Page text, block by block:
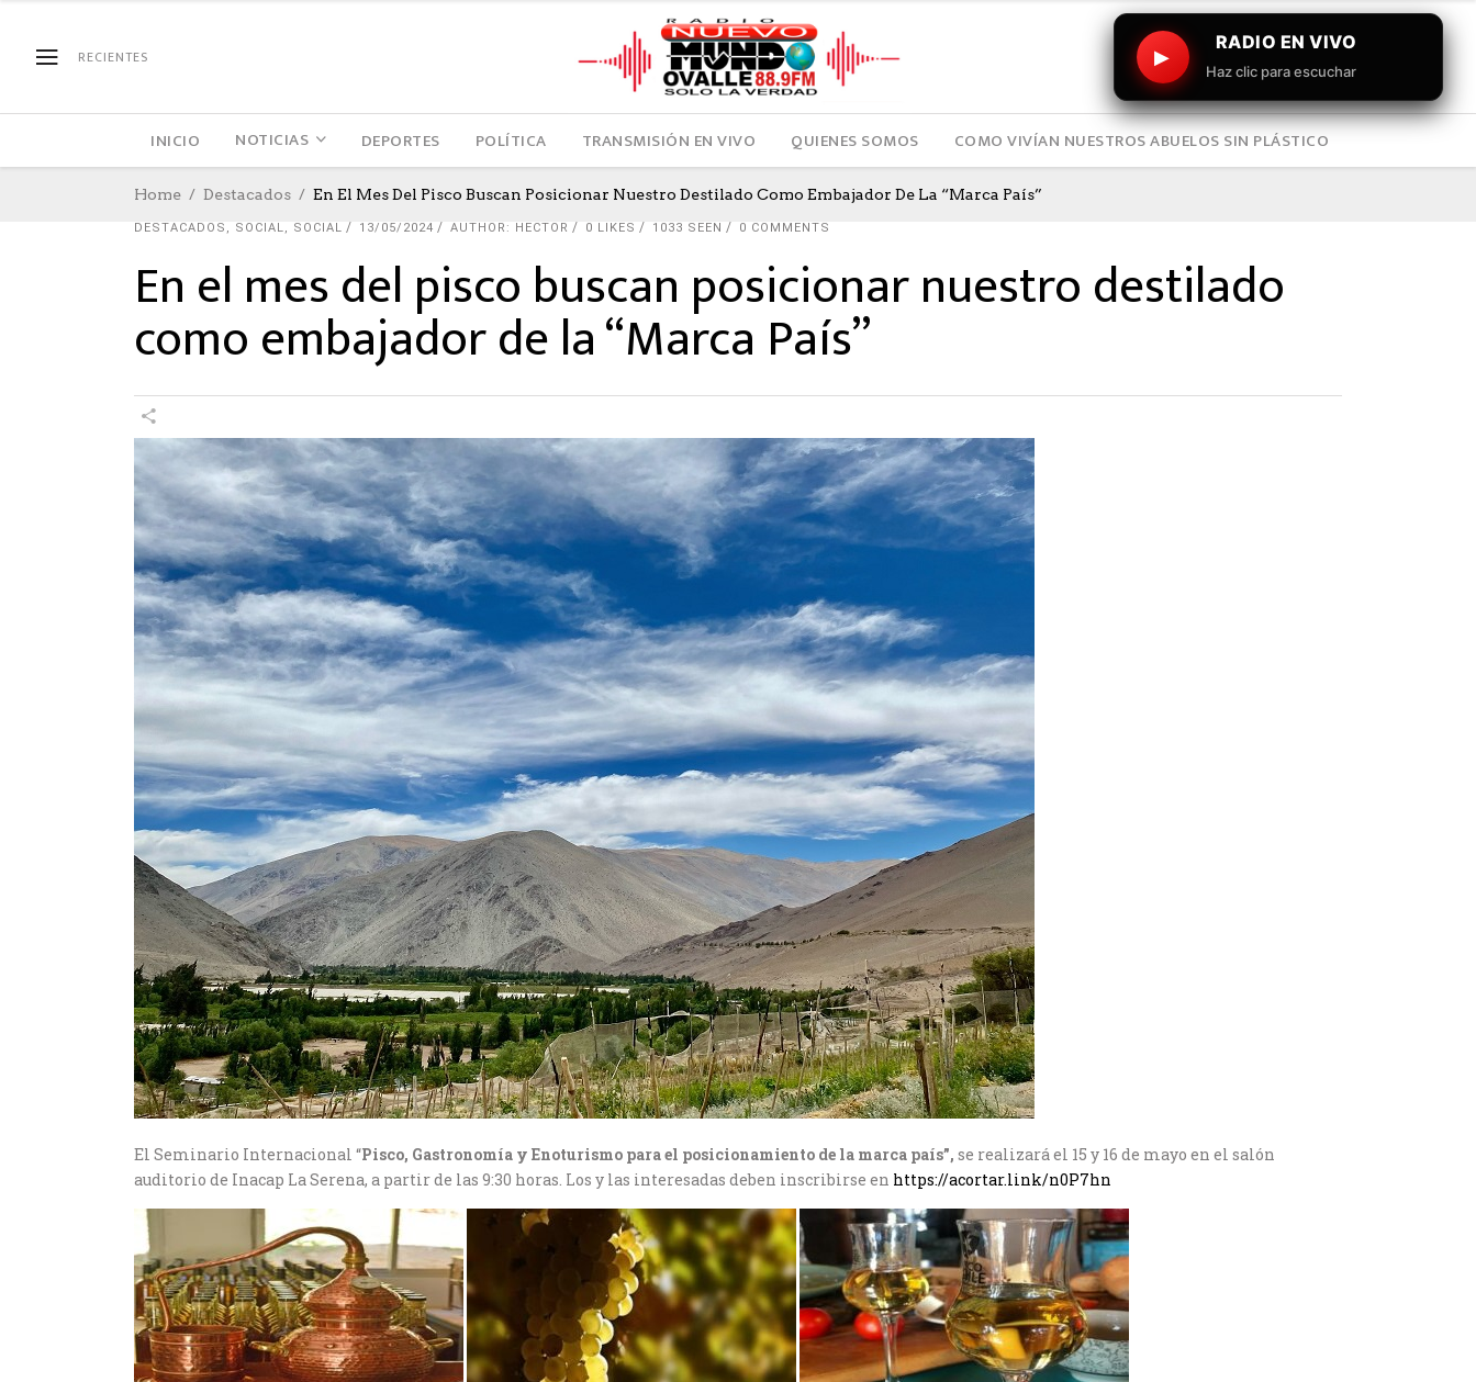
RECIENTES ▶
RADIO EN VIVO
Haz clic para escuchar
INICIO NOTICIAS DEPORTES POLÍTICA TRANSMISIÓN EN VIVO QUIENES SOMOS COMO VIVÍAN NUESTROS ABUELOS SIN PLÁSTICO
Home Destacados En El Mes Del Pisco Buscan Posicionar Nuestro Destilado Como Embajador De La “Marca País”
DESTACADOS , SOCIAL, SOCIAL 13/05/2024 AUTHOR: HECTOR 0 LIKES 1033 SEEN 0 COMMENTS
En el mes del pisco buscan posicionar nuestro destilado
como embajador de la “Marca País”
El Seminario Internacional “Pisco, Gastronomía y Enoturismo para el posicionamiento de la marca país”, se realizará el 15 y 16 de mayo en el salón
auditorio de Inacap La Serena, a partir de las 9:30 horas. Los y las interesadas deben inscribirse en https://acortar.link/n0P7hn